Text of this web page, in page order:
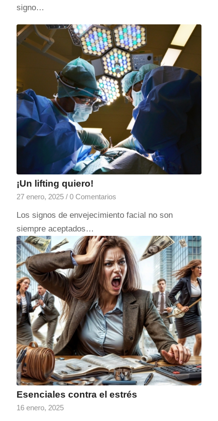
signo…
¡Un lifting quiero!
27 enero, 2025 / 0 Comentarios
Los signos de envejecimiento facial no son
siempre aceptados…
Esenciales contra el estrés
16 enero, 2025